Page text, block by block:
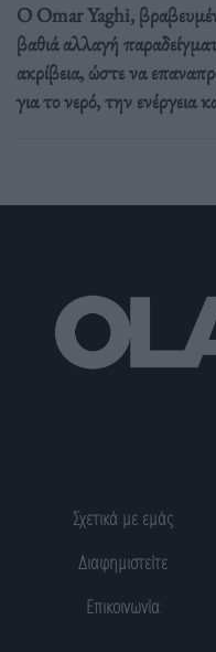
Ο Omar Yaghi,
βαθιά αλλαγή
ακρίβεια, ώστε να
για το νερό, την ενέργεια
Σχετικά με εμάς
Διαφημιστείτε
Επικοινωνία